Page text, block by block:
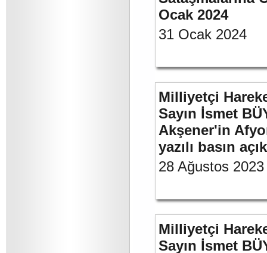
Ocak 2024
31 Ocak 2024
Milliyetçi
Sayın İsmet
Akşener'in
yazılı basın
28 Ağustos 2023
Milliyetçi
Sayın İsmet